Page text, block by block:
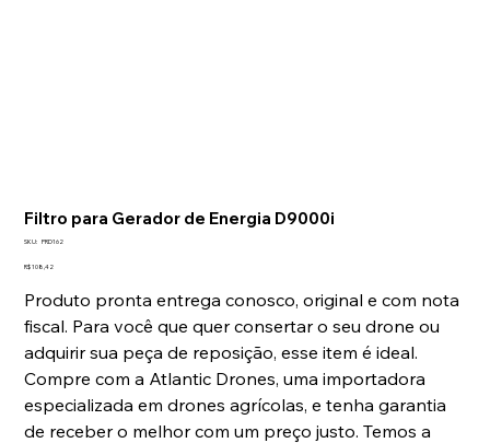
Filtro para Gerador de Energia D9000i
SKU: SKU
PRD162
Preço
R$ 108,42
Produto pronta entrega conosco, original e com nota
fiscal. Para você que quer consertar o seu drone ou
adquirir sua peça de reposição, esse item é ideal.
Compre com a Atlantic Drones, uma importadora
especializada em drones agrícolas, e tenha garantia
de receber o melhor com um preço justo. Temos a